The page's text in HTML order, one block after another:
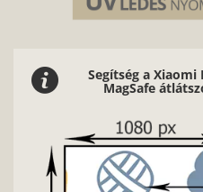
Segítség a
MagSafe